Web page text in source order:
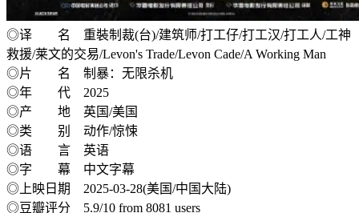
◎译 名 重裝制裁(台)/建筑师/打工仔/打工汉/打工人/工神
救援/莱文的交易/Levon's Trade/Levon Cade/A Working Man
◎片 名 制暴：无限杀机
◎年 代 2025
◎产 地 英国/美国
◎类 别 动作/惊悚
◎语 言 英语
◎字 幕 中文字幕
◎上映日期 2025-03-28(美国/中国大陆)
◎豆瓣评分 5.9/10 from 8081 users